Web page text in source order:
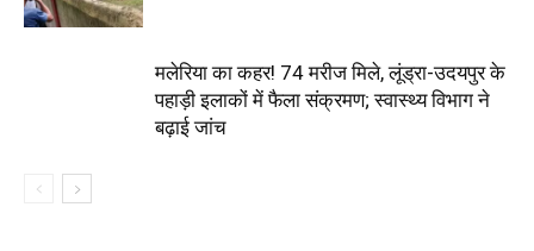
मलेरिया का कहर! 74 मरीज मिले, लूंड्रा-उदयपुर के
पहाड़ी इलाकों में फैला संक्रमण; स्वास्थ्य विभाग ने
बढ़ाई जांच